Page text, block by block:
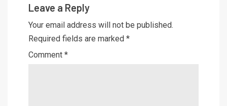
Leave a Reply
Your email address will not be published.
Required fields are marked *
Comment *